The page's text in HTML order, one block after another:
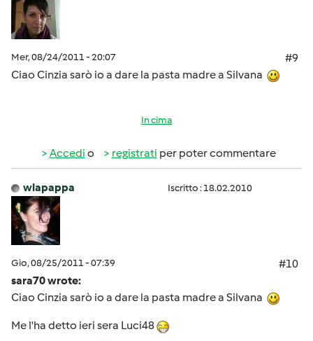
Mer, 08/24/2011 - 20:07
#9
Ciao Cinzia sarò io a dare la pasta madre a Silvana
In cima
Accedi o registrati per poter commentare
wlapappa Iscritto : 18.02.2010
Gio, 08/25/2011 - 07:39
#10
sara70 wrote:
Ciao Cinzia sarò io a dare la pasta madre a Silvana
Me l'ha detto ieri sera Luci48